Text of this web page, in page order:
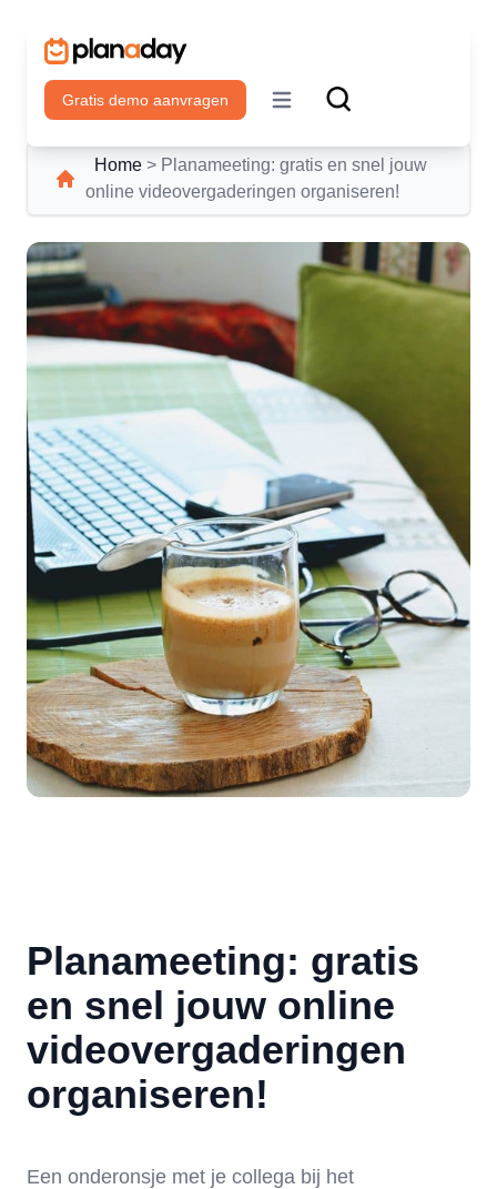
Gratis demo aanvragen
Open main menu
Home > Planameeting: gratis en snel jouw
online videovergaderingen organiseren!
Planameeting: gratis
en snel jouw online
videovergaderingen
organiseren!
Een onderonsje met je collega bij het